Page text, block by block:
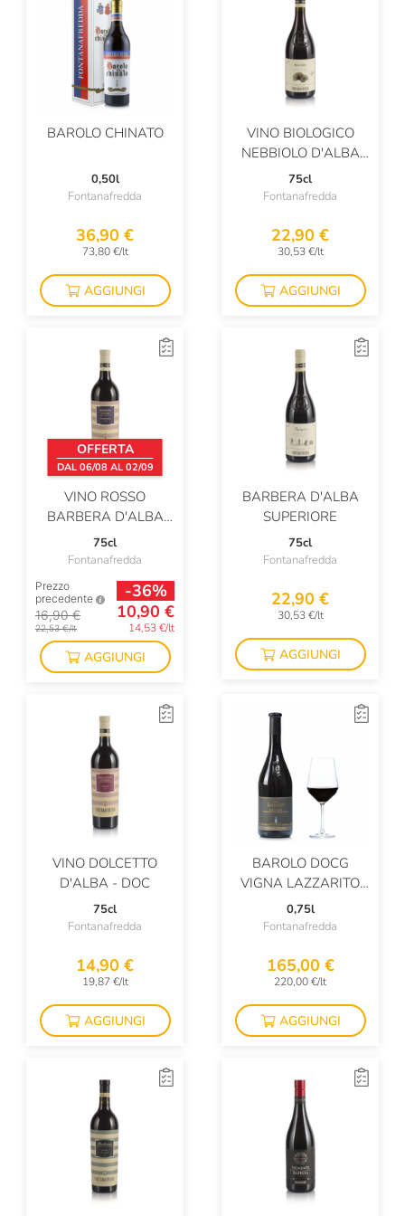
Faccoli
Falesco
Falkenstein
Famiglia Orro
Fattoria La Rivolta
Fattoria Di Bacchereto
Favaro
Felline
Fernand Thill
Ferrari
Ferrucci
Feudi Di San Gregorio
Feudo Montoni
Filippo Grasso
Firriato
Flor De Caña
Fontana Candida
Fontanafredda
Fontodi
Fonzone
Foradori
Forst
Francesco Marra
Franck Pascal
Franz Haas
Frescobaldi
Fulvia Tombolini
Gaston Dericbourg
BAROLO CHINATO
0,50l
Fontanafredda
36,90 €
73,80 €/lt
AGGIUNGI
VINO BIOLOGICO
NEBBIOLO D'ALBA
MARNE BRUNE DOC
75cl
Fontanafredda
22,90 €
30,53 €/lt
AGGIUNGI
OFFERTA
DAL 06/08 AL 02/09
VINO ROSSO
BARBERA D'ALBA
RAIMONDA
75cl
Fontanafredda
Prezzo
precedente
16,90 €
22,53 €/lt
-36%
10,90 €
14,53 €/lt
AGGIUNGI
BARBERA D'ALBA
SUPERIORE
75cl
Fontanafredda
22,90 €
30,53 €/lt
AGGIUNGI
VINO DOLCETTO
D'ALBA - DOC
75cl
Fontanafredda
14,90 €
19,87 €/lt
AGGIUNGI
BAROLO DOCG
VIGNA LAZZARITO
1996
0,75l
Fontanafredda
165,00 €
220,00 €/lt
AGGIUNGI